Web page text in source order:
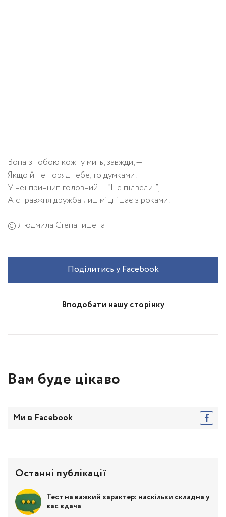
Вона з тобою кожну мить, завжди, —
Якщо й не поряд тебе, то думками!
У неї принцип головний — “Не підведи!”,
А справжня дружба лиш міцнішає з роками!
© Людмила Степанишена
Вподобати нашу сторінку
Поділитись у Facebook
Вам буде цікаво
Ми в Facebook
Останні публікації
Тест на важкий характер: наскільки складна у
вас вдача